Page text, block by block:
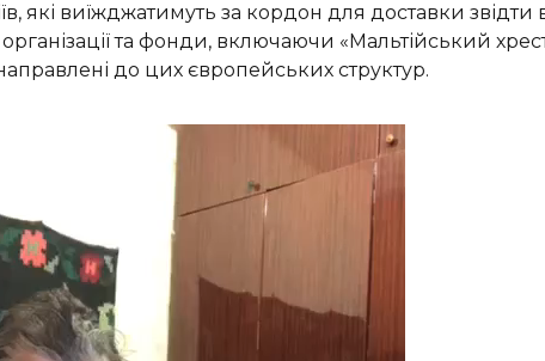
виїжджатимуть за кордон для доставки звідти в
та фонди, включаючи «Мальтійський
до цих європейських структур.